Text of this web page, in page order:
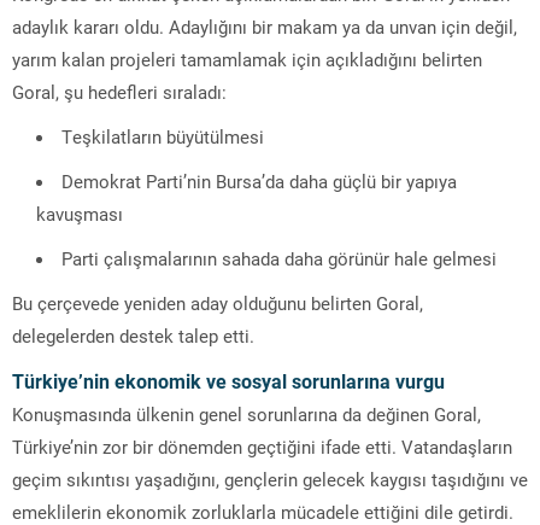
adaylık kararı oldu. Adaylığını bir makam ya da unvan için değil,
yarım kalan projeleri tamamlamak için açıkladığını belirten
Goral, şu hedefleri sıraladı:
Teşkilatların büyütülmesi
Demokrat Parti’nin Bursa’da daha güçlü bir yapıya
kavuşması
Parti çalışmalarının sahada daha görünür hale gelmesi
Bu çerçevede yeniden aday olduğunu belirten Goral,
delegelerden destek talep etti.
Türkiye’nin ekonomik ve sosyal sorunlarına vurgu
Konuşmasında ülkenin genel sorunlarına da değinen Goral,
Türkiye’nin zor bir dönemden geçtiğini ifade etti. Vatandaşların
geçim sıkıntısı yaşadığını, gençlerin gelecek kaygısı taşıdığını ve
emeklilerin ekonomik zorluklarla mücadele ettiğini dile getirdi.